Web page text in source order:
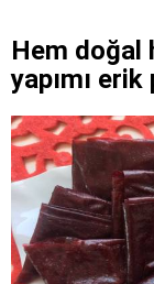
Hem doğal
yapımı